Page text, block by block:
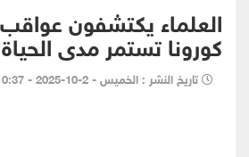
العلماء يكتشفون
كورونا تستمر مدى الحياة
تاريخ النشر : الخميس - 2-10-2025 - 10:37 PM